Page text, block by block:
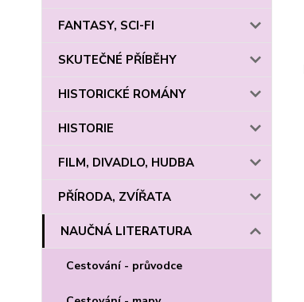
FANTASY, SCI-FI
SKUTEČNÉ PŘÍBĚHY
HISTORICKÉ ROMÁNY
HISTORIE
FILM, DIVADLO, HUDBA
PŘÍRODA, ZVÍŘATA
NAUČNÁ LITERATURA
Cestování - průvodce